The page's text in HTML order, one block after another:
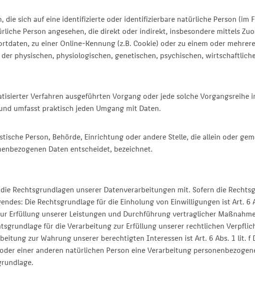
die sich auf eine identifizierte oder identifizierbare natürliche Person (im
Person angesehen, die direkt oder indirekt, insbesondere mittels
zu einer Online-Kennung (z.B. Cookie) oder zu einem oder
physischen, physiologischen, genetischen, psychischen,
Verfahren ausgeführten Vorgang oder jede solche Vorgangsreihe
umfasst praktisch jeden Umgang mit Daten.
Person, Behörde, Einrichtung oder andere Stelle, die allein oder
Daten entscheidet, bezeichnet.
Rechtsgrundlagen unserer Datenverarbeitungen mit. Sofern die
Die Rechtsgrundlage für die Einholung von Einwilligungen ist Art. 6
Erfüllung unserer Leistungen und Durchführung vertraglicher
für die Verarbeitung zur Erfüllung unserer rechtlichen
zur Wahrung unserer berechtigten Interessen ist Art. 6 Abs. 1 lit. f
einer anderen natürlichen Person eine Verarbeitung